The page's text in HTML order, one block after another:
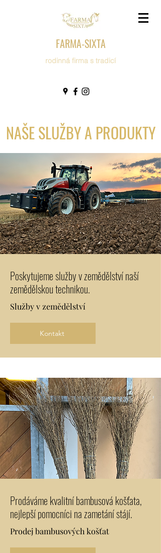
FARMA-SIXTA
rodinná firma s tradicí
NAŠE SLUŽBY A PRODUKTY
Poskytujeme služby v zemědělství naší
zemědělskou technikou.
Služby v zemědělství
Kontakt
Prodáváme kvalitní bambusová košťata,
nejlepší pomocníci na zametání stájí.
Prodej bambusových košťat